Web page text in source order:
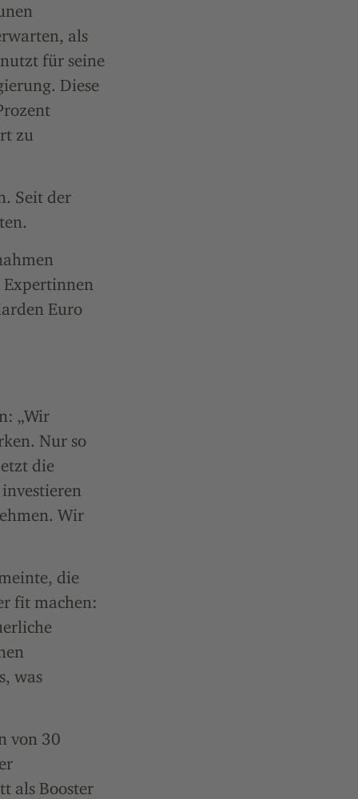
als
für seine
Diese
zu
Seit der
Expertinnen
Euro
„Wir
Nur so
die
Wir
die
fit machen:
was
von 30
als Booster